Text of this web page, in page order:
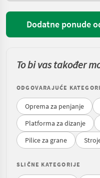
Dodatne ponude
To bi vas također
ODGOVARAJUĆE
Oprema za penjanje
Platforma za dizanje
Pilice za grane
SLIČNE KATEGORIJE